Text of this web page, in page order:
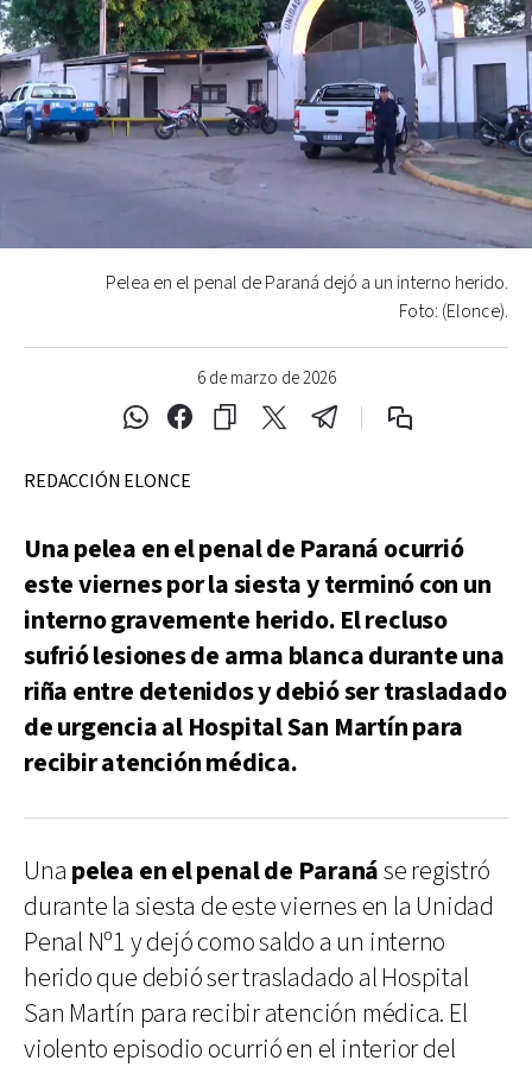
6 de marzo de 2026
Pelea en el penal de Paraná dejó a un interno herido.
Foto: (Elonce).
REDACCIÓN ELONCE
Una pelea en el penal de Paraná ocurrió
este viernes por la siesta y terminó con un
interno gravemente herido. El recluso
sufrió lesiones de arma blanca durante una
riña entre detenidos y debió ser trasladado
de urgencia al Hospital San Martín para
recibir atención médica.
Una pelea en el penal de Paranáse registró
durante la siesta de este viernes en la Unidad
Penal Nº1 y dejó como saldo a un interno
herido que debió ser trasladado al Hospital
San Martín para recibir atención médica. El
violento episodio ocurrió en el interior del